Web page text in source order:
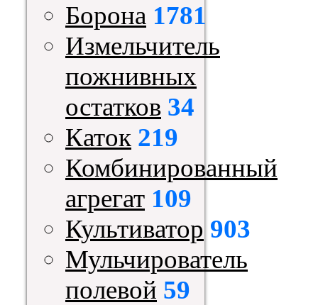
Борона 1781
Измельчитель
пожнивных
остатков 34
Каток 219
Комбинированный
агрегат 109
Культиватор 903
Мульчирователь
полевой 59